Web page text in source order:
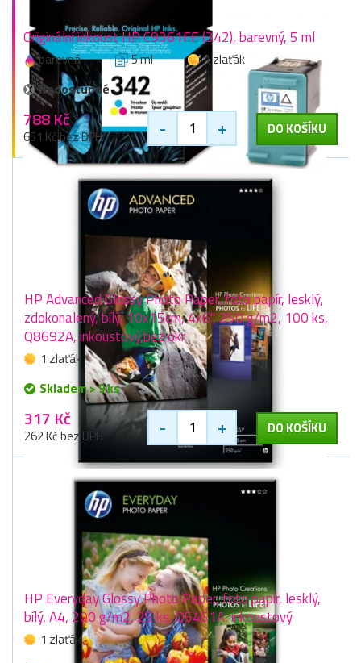
Originální inkoust HP C9361EE (342), barevný, 5 ml
barevná 5 ml
1 zlaťák
Nedostupné
788 Kč
651 Kč bez DPH - + DO KOŠÍKU
HP Advanced Glossy Photo Paper, foto papír, lesklý,
zdokonalený, bílý, 10x15cm, 4x6", 250 g/m2, 100 ks,
Q8692A, inkoustový,bez okr
1 zlaťák
Skladem > 9 ks
317 Kč
262 Kč bez DPH - + DO KOŠÍKU
HP Everyday Glossy Photo Paper, foto papír, lesklý,
bílý, A4, 200 g/m2, 25 ks, Q5451A, inkoustový
1 zlaťák